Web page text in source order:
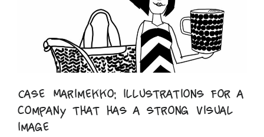
Case Marimekko: illustrations for a
company that has a strong visual
image